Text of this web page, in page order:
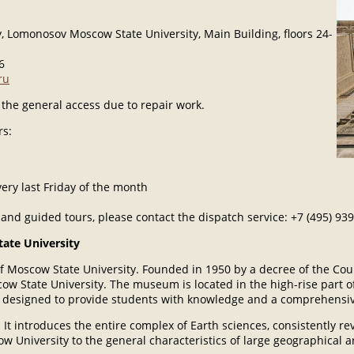
Lomonosov Moscow State University, Main Building, floors 24-
general access due to repair work.
last Friday of the month
guided tours, please contact the dispatch service: +7 (495)
University
State University. Founded in 1950 by a decree of the
State University. The museum is located in the high-rise part
to provide students with knowledge and a
It introduces the entire complex of Earth sciences, consistently
University to the general characteristics of large geographical